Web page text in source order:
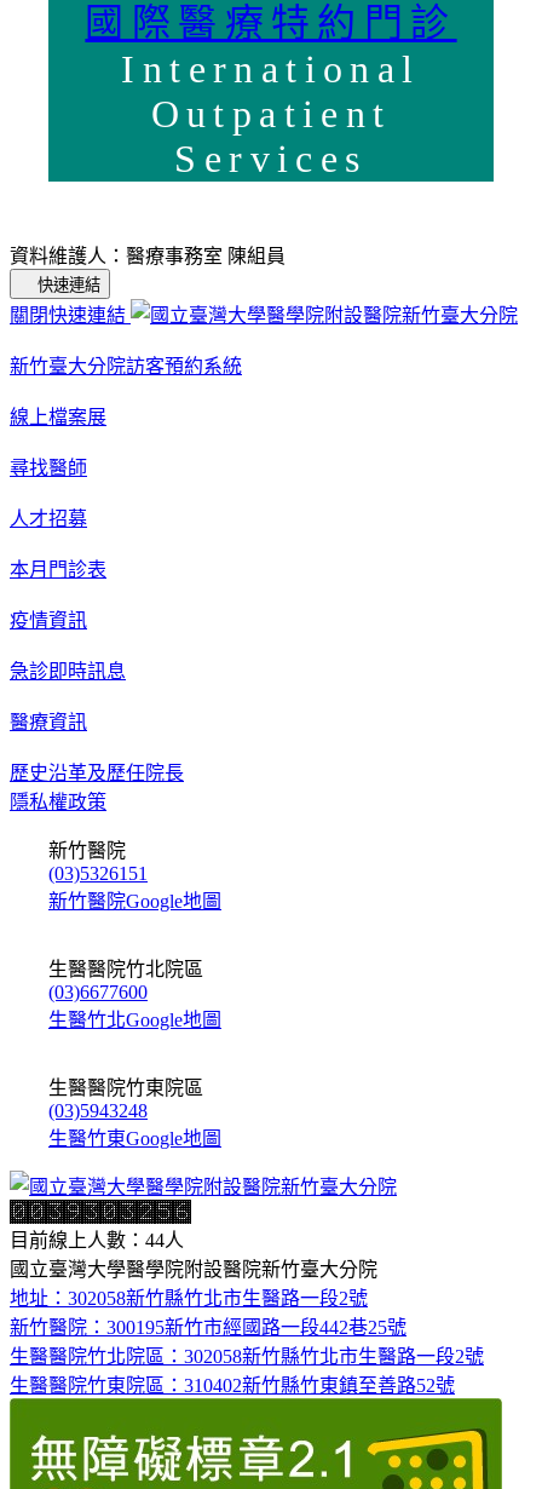
國際醫療特約門診
International
Outpatient
Services
資料維護人：醫療事務室 陳組員
快速連結
關閉快速連結
新竹臺大分院訪客預約系統
線上檔案展
尋找醫師
人才招募
本月門診表
疫情資訊
急診即時訊息
醫療資訊
歷史沿革及歷任院長
隱私權政策
新竹醫院
(03)5326151
新竹醫院Google地圖
生醫醫院竹北院區
(03)6677600
生醫竹北Google地圖
生醫醫院竹東院區
(03)5943248
生醫竹東Google地圖
目前線上人數：44人
國立臺灣大學醫學院附設醫院新竹臺大分院
地址：302058新竹縣竹北市生醫路一段2號
新竹醫院：300195新竹市經國路一段442巷25號
生醫醫院竹北院區：302058新竹縣竹北市生醫路一段2號
生醫醫院竹東院區：310402新竹縣竹東鎮至善路52號